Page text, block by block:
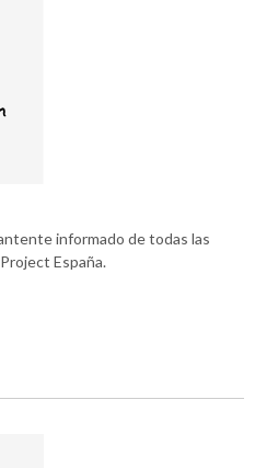
informado de todas las
España.